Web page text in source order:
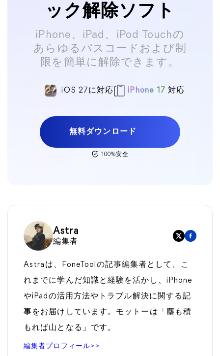
ック解除ソフト
iPhone、iPad、iPod Touchの
あらゆるパスコードおよび制
限を簡単に解除できます。
iOS 27に対応 iPhone 17 対応
無料ダウンロード
100%安全
Astra
編集者
Astraは、FoneToolの記事編集者として、こ
れまでに学んだ知識と経験を活かし、iPhone
やiPadの活用方法やトラブル解決に関する記
事をお届けしています。モットーは「塵も積
もれば山となる」です。
編集者プロフィール>>